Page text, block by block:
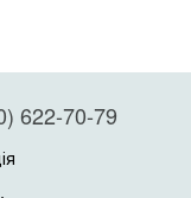
622-70-79